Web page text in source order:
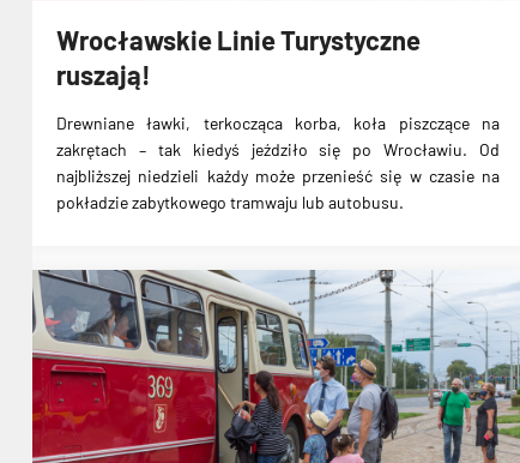
Wrocławskie Linie Turystyczne
ruszają!
Drewniane ławki, terkocząca korba, koła piszczące na
zakrętach – tak kiedyś jeździło się po Wrocławiu. Od
najbliższej niedzieli każdy może przenieść się w czasie na
pokładzie zabytkowego tramwaju lub autobusu.